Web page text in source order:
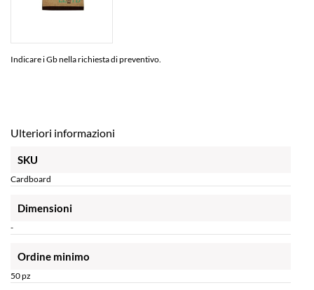
Indicare i Gb nella richiesta di preventivo.
Ulteriori informazioni
SKU
Cardboard
Dimensioni
-
Ordine minimo
50 pz